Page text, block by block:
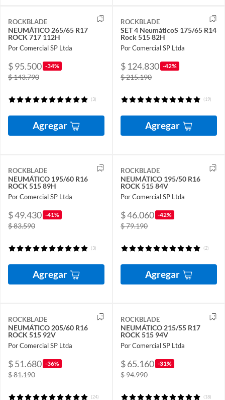
ROCKBLADE
NEUMÁTICO 265/65 R17
ROCK 717 112H
Por Comercial SP Ltda
$ 95.500 -34%
$ 143.790
(3)
Agregar
ROCKBLADE
SET 4 NeumáticoS 175/65 R14
Rock 515 82H
Por Comercial SP Ltda
$ 124.830 -42%
$ 215.190
(19)
Agregar
ROCKBLADE
NEUMÁTICO 195/60 R16
ROCK 515 89H
Por Comercial SP Ltda
$ 49.430 -41%
$ 83.590
(3)
Agregar
ROCKBLADE
NEUMÁTICO 195/50 R16
ROCK 515 84V
Por Comercial SP Ltda
$ 46.060 -42%
$ 79.190
(2)
Agregar
ROCKBLADE
NEUMÁTICO 205/60 R16
ROCK 515 92V
Por Comercial SP Ltda
$ 51.680 -36%
$ 81.190
(24)
ROCKBLADE
NEUMÁTICO 215/55 R17
ROCK 515 94V
Por Comercial SP Ltda
$ 65.160 -31%
$ 94.990
(18)